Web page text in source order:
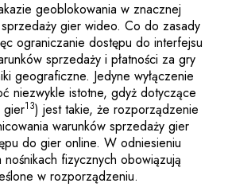
geoblokowania w znacznej
gier wideo. Co do zasady
ograniczanie dostępu do interfejsu
sprzedaży i płatności za gry
geograficzne. Jedyne wyłączenie
niezwykle istotne, gdyż dotyczące
gier13) jest takie, że rozporządzenie
warunków sprzedaży gier
do gier online. W odniesieniu
fizycznych obowiązują
w rozporządzeniu.